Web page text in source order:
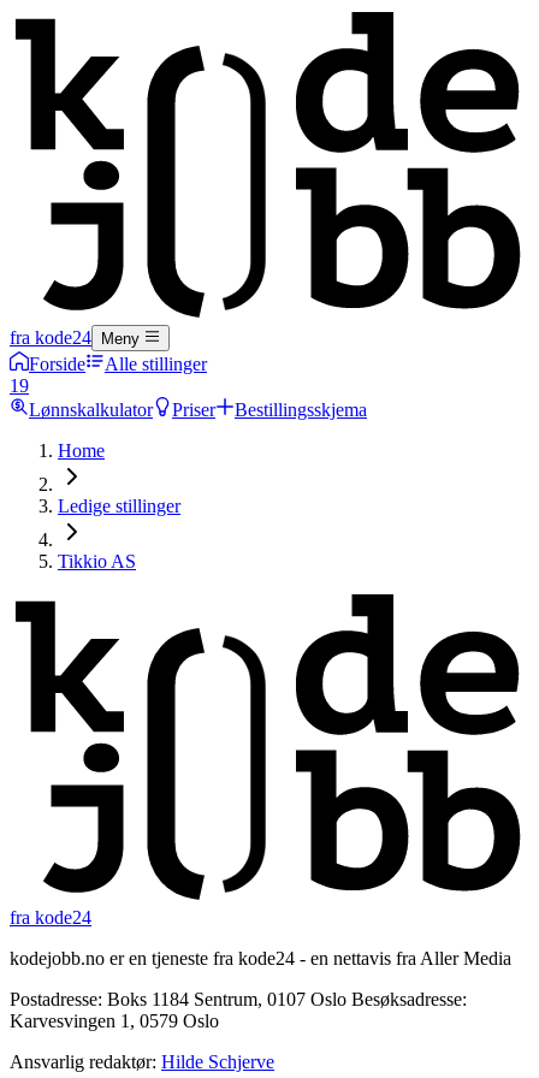
fra kode24 Meny
Forside
Alle stillinger
19
Lønnskalkulator
Priser
Bestillingsskjema
Home
Ledige stillinger
Tikkio AS
fra kode24
kodejobb.no er en tjeneste fra kode24 - en nettavis fra Aller Media
Postadresse: Boks 1184 Sentrum, 0107 Oslo Besøksadresse:
Karvesvingen 1, 0579 Oslo
Ansvarlig redaktør: Hilde Schjerve